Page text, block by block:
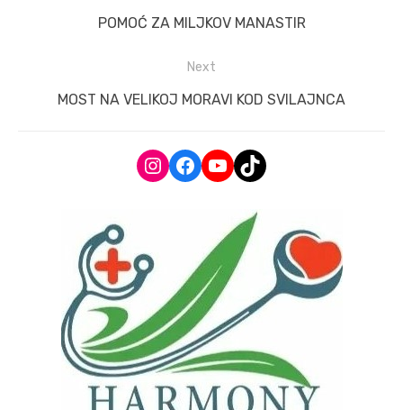
navigationPrevious
POMOĆ ZA MILJKOV MANASTIR
Next
Next
MOST NA VELIKOJ MORAVI KOD SVILAJNCA
Instagram
Facebook
YouTube
TikTok